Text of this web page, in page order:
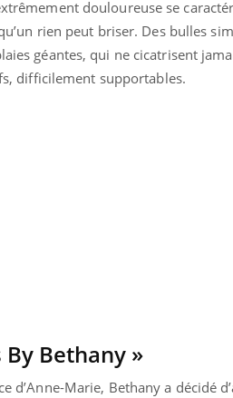
douloureuse se
rien peut briser. Des bulles
géantes, qui ne cicatrisent
difficilement supportables.
Bethany »
d’Anne-Marie, Bethany a décidé
dengue,